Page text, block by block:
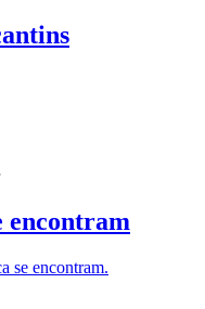
encontram
se encontram.